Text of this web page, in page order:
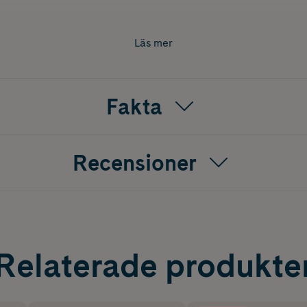
Läs mer
Fakta
Recensioner